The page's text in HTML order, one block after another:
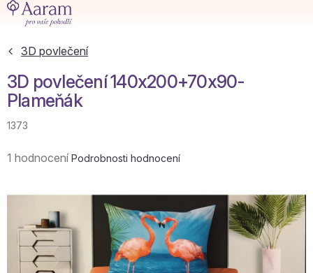
Přejít
3D povlečení
3D povlečení 140x200+70x90-
Plameňák
1373
Průměrné
hvězdiček.
1 hodnocení Podrobnosti hodnocení